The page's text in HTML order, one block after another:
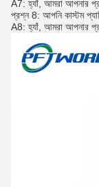
A7: হ্যাঁ, আমরা আপনার
প্রশ্ন 8: আপনি কাস্টম
A8: হ্যাঁ, আমরা আপনার